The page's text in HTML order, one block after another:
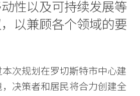
性以及可持续发展等
以兼顾各个领域的要
次规划在罗切斯特市中心建
决策者和居民将合力创建全